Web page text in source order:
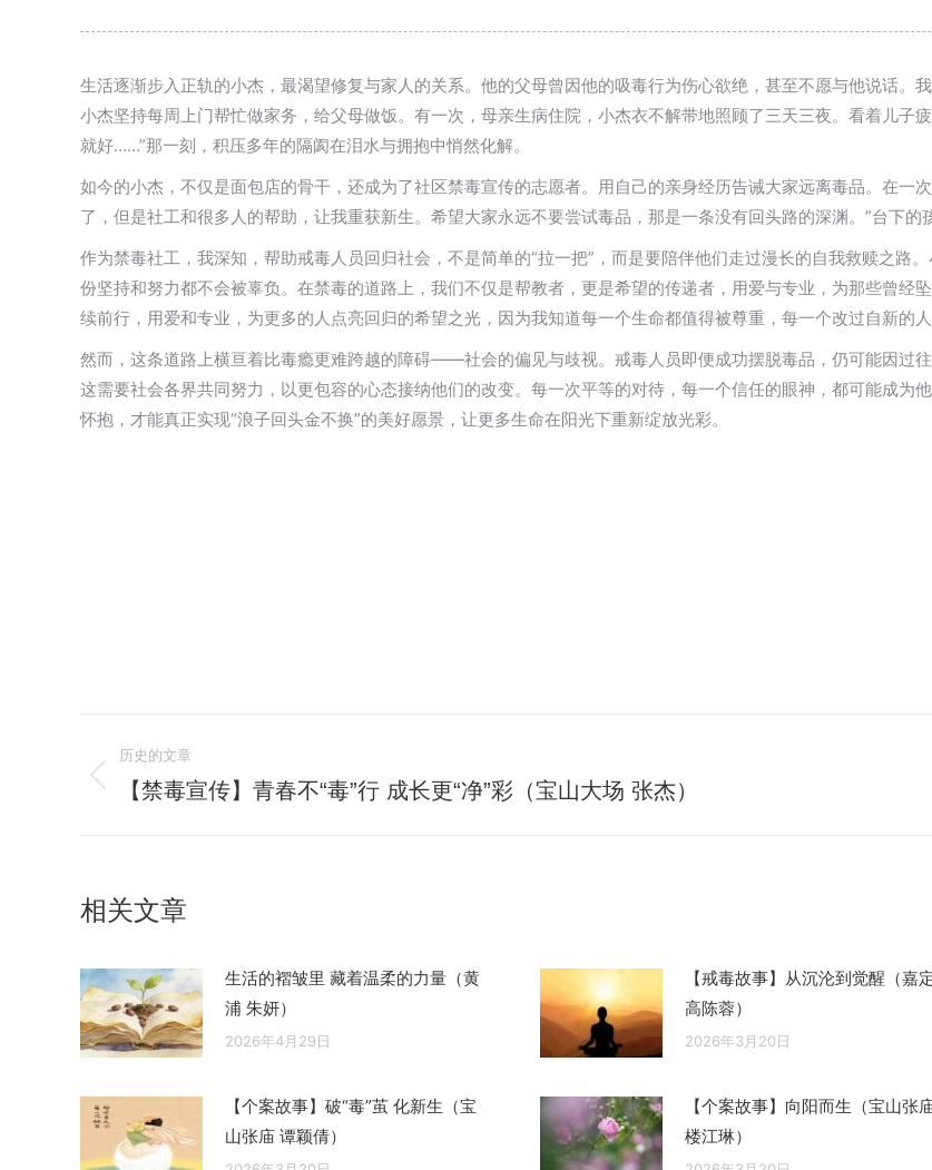
生活逐渐步入正轨的小杰，最渴望修复与家人的关系。他的父母曾因他的吸毒行为伤心欲绝，甚至不愿与他说话。
小杰坚持每周上门帮忙做家务，给父母做饭。有一次，母亲生病住院，小杰衣不解带地照顾了三天三夜。看着儿子
就好……”那一刻，积压多年的隔阂在泪水与拥抱中悄然化解。
如今的小杰，不仅是面包店的骨干，还成为了社区禁毒宣传的志愿者。用自己的亲身经历告诫大家远离毒品。在一
了，但是社工和很多人的帮助，让我重获新生。希望大家永远不要尝试毒品，那是一条没有回头路的深渊。”台下的
作为禁毒社工，我深知，帮助戒毒人员回归社会，不是简单的“拉一把”，而是要陪伴他们走过漫长的自我救赎之路
份坚持和努力都不会被辜负。在禁毒的道路上，我们不仅是帮教者，更是希望的传递者，用爱与专业，为那些曾经
续前行，用爱和专业，为更多的人点亮回归的希望之光，因为我知道每一个生命都值得被尊重，每一个改过自新的
然而，这条道路上横亘着比毒瘾更难跨越的障碍——社会的偏见与歧视。戒毒人员即便成功摆脱毒品，仍可能因过往
这需要社会各界共同努力，以更包容的心态接纳他们的改变。每一次平等的对待，每一个信任的眼神，都可能成为
怀抱，才能真正实现“浪子回头金不换”的美好愿景，让更多生命在阳光下重新绽放光彩。
章
导
历史的文章
历
章：
【禁毒宣传】青春不“毒”行 成长更“净”彩（宝山大场 张杰）
相关文章
生活的褶皱里 藏着温柔的力量（黄
浦 朱妍）
2026年4月29日
【戒毒故事】从沉沦到觉醒（嘉
高陈蓉）
2026年3月20日
【个案故事】破“毒”茧 化新生（宝
山张庙 谭颖倩）
【个案故事】向阳而生（宝山张
楼江琳）